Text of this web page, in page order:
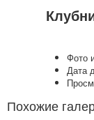
Фото
Дата
Похожие